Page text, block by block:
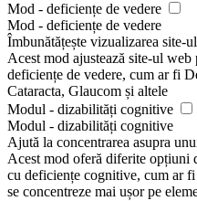
Mod - deficiențe de vedere
Mod - deficiențe de vedere
Îmbunătățește vizualizarea site-
Acest mod ajustează site-ul
deficiențe de vedere, cum ar fi
Cataracta, Glaucom și altele
Modul - dizabilități cognitive
Modul - dizabilități cognitive
Ajută la concentrarea asupra
Acest mod oferă diferite opțiuni
cu deficiențe cognitive, cum ar
se concentreze mai ușor pe